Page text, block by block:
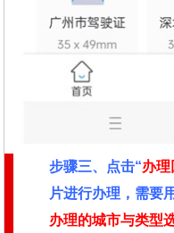
步骤三、点击“办理
片进行办理，需要
办理的城市与类型